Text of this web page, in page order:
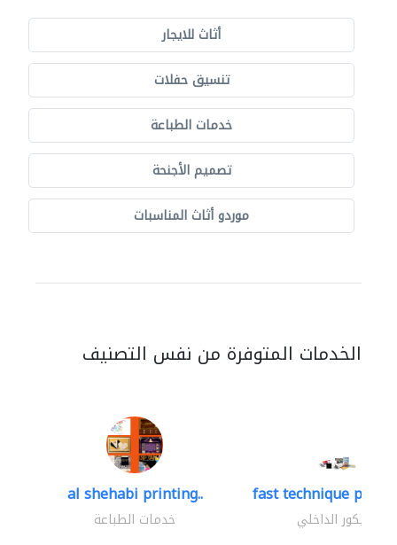
أثاث للايجار
تنسيق حفلات
خدمات الطباعة
تصميم الأجنحة
موردو أثاث المناسبات
الخدمات المتوفرة من نفس التصنيف
al shehabi printing..
خدمات الطباعة
fast technique pre-
الديكور الداخلي